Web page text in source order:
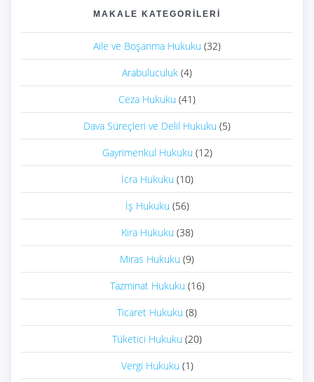
MAKALE KATEGORILERI
Aile ve Boşanma Hukuku (32)
Arabuluculuk (4)
Ceza Hukuku (41)
Dava Süreçleri ve Delil Hukuku (5)
Gayrimenkul Hukuku (12)
İcra Hukuku (10)
İş Hukuku (56)
Kira Hukuku (38)
Miras Hukuku (9)
Tazminat Hukuku (16)
Ticaret Hukuku (8)
Tüketici Hukuku (20)
Vergi Hukuku (1)